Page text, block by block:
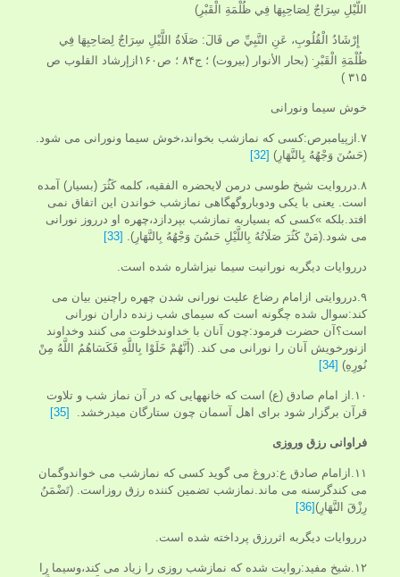
اللَّيْلِ‏ سِرَاجٌ لِصَاحِبِهَا فِي ظُلْمَةِ الْقَبْرِ)
إِرْشَادُ الْقُلُوبِ، عَنِ النَّبِيِّ ص قَالَ: صَلَاةُ اللَّيْلِ‏ سِرَاجٌ لِصَاحِبِهَا فِي
ظُلْمَةِ الْقَبْرِ
(بحار الأنوار (بيروت) ؛ ج‏۸۴ ؛ ص۱۶۰ازإرشاد القلوب ص
۳۱۵ )
خوش سیما ونورانی
۷.ازپیامبرص:کسی که نمازشب بخواند،خوش سیما ونورانی می شود.
(حَسُنَ‏ وَجْهُهُ‏ بِالنَّهَارِ) [32]
۸.درروایت شیخ طوسی درمن لایحضره الفقیه، کلمه كَثُرَ (بسیار) آمده
است. یعنی با یکی ودوباروگهگاهی نمازشب خواندن این اتفاق نمی
افتد.بلکه »کسی که بسیاربه نمازشب بپردازد،چهره او درروز نورانی
می شود.(مَنْ كَثُرَ صَلَاتُهُ بِاللَّيْلِ حَسُنَ‏ وَجْهُهُ‏ بِالنَّهَارِ). [33]
درروایات دیگربه نورانیت سیما نیزاشاره شده است.
۹.درروایتی ازامام رضاع علیت نورانی شدن چهره راچنین بیان می
کند:سوال شده چگونه است که سیمای شب زنده داران نورانی
است؟آن حضرت فرمود:چون آنان با خداوندخلوت می کنند وخداوند
ازنورخویش آنان را نورانی می کند. (أَنَّهُمْ خَلَوْا بِاللَّهِ فَكَسَاهُمُ اللَّهُ مِنْ
نُورِهِ) [34]
۱۰.از امام صادق (ع) است كه خانه‏هايى كه در آن نماز شب و تلاوت
قرآن برگزار شود براى اهل آسمان چون ستارگان ميدرخشد.
[35]
فراوانی رزق وروزی
۱۱.ازامام صادق ع:دروغ می گوید کسی که نمازشب می خواندوگمان
می کندگرسنه می ماند.نمازشب تضمین کننده رزق روزاست. (تَضْمَنُ‏
رِزْقَ النَّهَارِ)[36]
درروایات دیگربه اثررزق پرداخته شده است.
۱۲.شیخ مفید:روایت شده که نمازشب روزی را زیاد می کند،وسیما را